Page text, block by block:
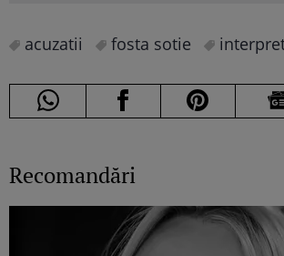
acuzatii fosta sotie
Recomandări